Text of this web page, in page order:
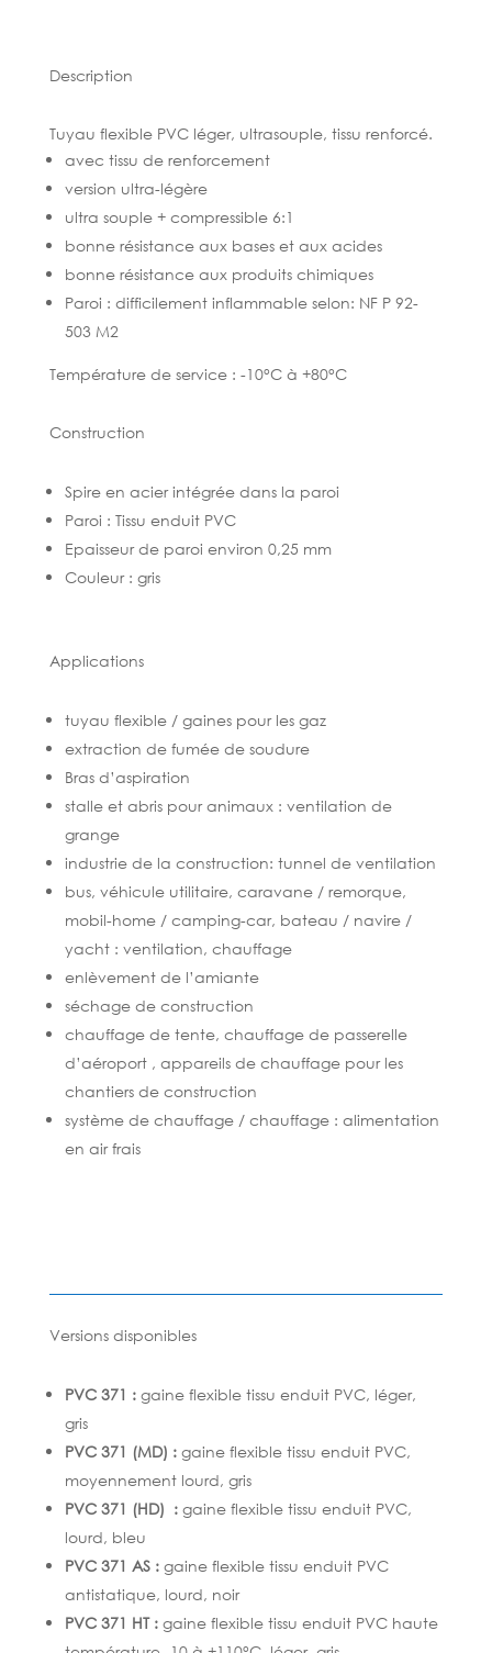
Description
Tuyau flexible PVC léger, ultrasouple, tissu renforcé.
avec tissu de renforcement
version ultra-légère
ultra souple + compressible 6:1
bonne résistance aux bases et aux acides
bonne résistance aux produits chimiques
Paroi : difficilement inflammable selon: NF P 92-
503 M2
Température de service : -10°C à +80°C
Construction
Spire en acier intégrée dans la paroi
Paroi : Tissu enduit PVC
Epaisseur de paroi environ 0,25 mm
Couleur : gris
Applications
tuyau flexible / gaines pour les gaz
extraction de fumée de soudure
Bras d’aspiration
stalle et abris pour animaux : ventilation de
grange
industrie de la construction: tunnel de ventilation
bus, véhicule utilitaire, caravane / remorque,
mobil-home / camping-car, bateau / navire /
yacht : ventilation, chauffage
enlèvement de l’amiante
séchage de construction
chauffage de tente, chauffage de passerelle
d’aéroport , appareils de chauffage pour les
chantiers de construction
système de chauffage / chauffage : alimentation
en air frais
Versions disponibles
PVC 371 : gaine flexible tissu enduit PVC, léger,
gris
PVC 371 (MD) : gaine flexible tissu enduit PVC,
moyennement lourd, gris
PVC 371 (HD) : gaine flexible tissu enduit PVC,
lourd, bleu
PVC 371 AS : gaine flexible tissu enduit PVC
antistatique, lourd, noir
PVC 371 HT : gaine flexible tissu enduit PVC haute